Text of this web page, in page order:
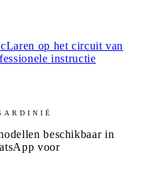
op het circuit van
instructie
beschikbaar in
voor